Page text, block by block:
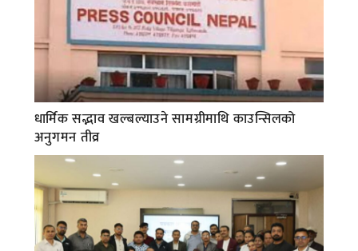
धार्मिक सद्भाव खल्बल्याउने सामग्रीमाथि काउन्सिलको
अनुगमन तीव्र